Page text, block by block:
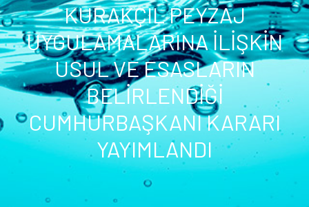
KURAKÇIL PEYZAJ
UYGULAMALARINA İLİŞKİN
USUL VE ESASLARIN
BELİRLENDİĞİ
CUMHURBAŞKANI KARARI
YAYIMLANDI